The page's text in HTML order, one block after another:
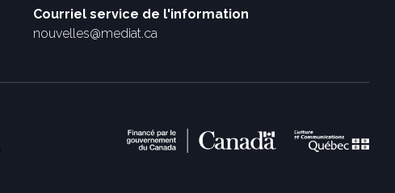
Courriel service de l'information
nouvelles@mediat.ca